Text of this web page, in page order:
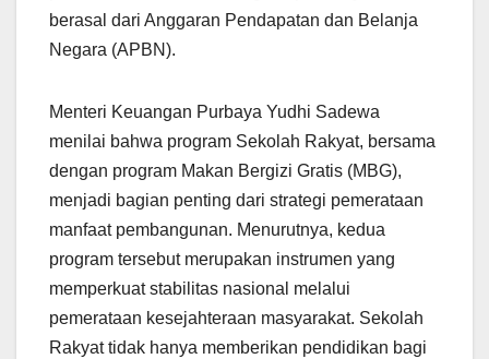
berasal dari Anggaran Pendapatan dan Belanja
Negara (APBN).
Menteri Keuangan Purbaya Yudhi Sadewa
menilai bahwa program Sekolah Rakyat, bersama
dengan program Makan Bergizi Gratis (MBG),
menjadi bagian penting dari strategi pemerataan
manfaat pembangunan. Menurutnya, kedua
program tersebut merupakan instrumen yang
memperkuat stabilitas nasional melalui
pemerataan kesejahteraan masyarakat. Sekolah
Rakyat tidak hanya memberikan pendidikan bagi